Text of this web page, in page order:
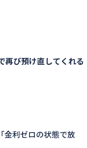
再び預け直してくれる
金利ゼロの状態で放